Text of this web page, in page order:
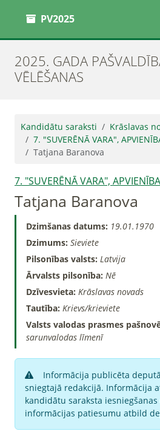
PV2025
2025. GADA
VĒLĒŠANAS
Kandidātu saraksti
Krāslavas
7. "SUVERĒNĀ VARA",
Tatjana Baranova
7. "SUVERĒNĀ VARA",
Tatjana Baranova
Dzimšanas datums: 19.01.1970
Dzimums: Sieviete
Pilsonības valsts: Latvija
Ārvalsts pilsonība: Nē
Dzīvesvieta: Krāslavas novads
Tautība: Krievs/krieviete
Valsts valodas prasmes
sarunvalodas līmenī
Informācija publicēta
sniegtajā redakcijā. Informācija
kandidātu saraksta
informācijas patiesumu atbild